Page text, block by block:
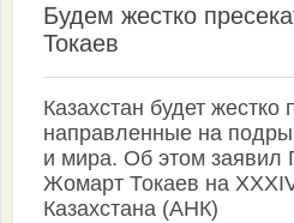
Будем жестко
Токаев
Казахстан будет жестко
направленные на
и мира. Об этом заявил
Жомарт Токаев на
Казахстана (АНК)